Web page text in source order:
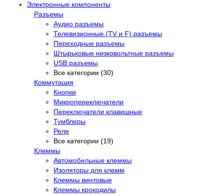
Электронные компоненты
Разъемы
Аудио разъемы
Телевизионные (TV и F) разъемы
Переходные разъемы
Штырьковые низковольтные разъемы
USB разъемы
Все категории (30)
Коммутация
Кнопки
Микропереключатели
Переключатели клавишные
Тумблеры
Реле
Все категории (19)
Клеммы
Автомобильные клеммы
Изоляторы для клемм
Клеммы винтовые
Клеммы крокодилы